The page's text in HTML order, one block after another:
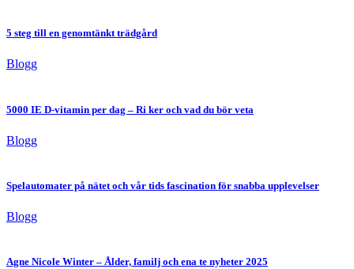
5 steg till en genomtänkt trädgård
Blogg
5000 IE D-vitamin per dag – Ri ker och vad du bör veta
Blogg
Spelautomater på nätet och vår tids fascination för snabba upplevelser
Blogg
Agne Nicole Winter – Ålder, familj och ena te nyheter 2025